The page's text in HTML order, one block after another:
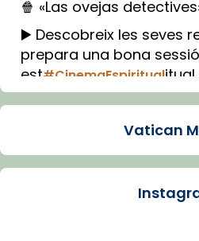
🍿 «Las ovejas
▶️ Descobreix les seves
prepara una bona
est#CinemaEspiritual
Imatge: Generada amb
Arquebisbat de
Vatican